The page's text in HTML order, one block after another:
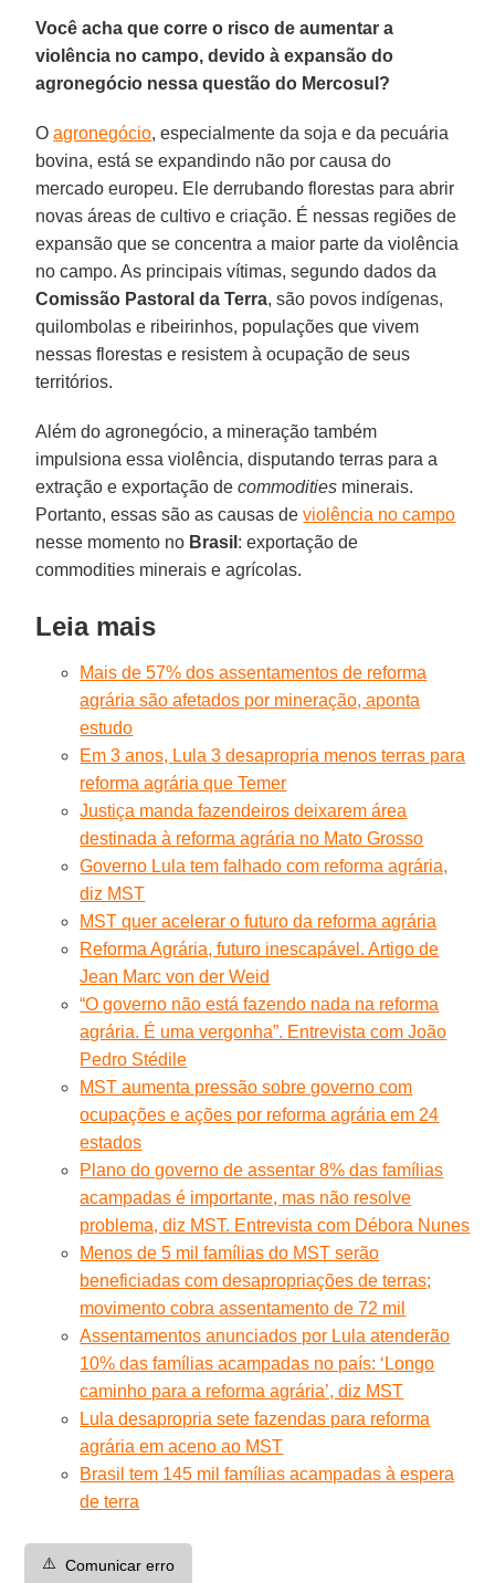
Você acha que corre o risco de aumentar a
violência no campo, devido à expansão do
agronegócio nessa questão do Mercosul?
Oagronegócio, especialmente da soja e da pecuária
bovina, está se expandindo não por causa do
mercado europeu. Ele derrubando florestas para abrir
novas áreas de cultivo e criação. É nessas regiões de
expansão que se concentra a maior parte da violência
no campo. As principais vítimas, segundo dados da
Comissão Pastoral da Terra, são povos indígenas,
quilombolas e ribeirinhos, populações que vivem
nessas florestas e resistem à ocupação de seus
territórios.
Além do agronegócio, a mineração também
impulsiona essa violência, disputando terras para a
extração e exportação decommodities minerais.
Portanto, essas são as causas deviolência no campo
nesse momento no Brasil : exportação de
commodities minerais e agrícolas.
Leia mais
Mais de 57% dos assentamentos de reforma
agrária são afetados por mineração, aponta
estudo
Em 3 anos, Lula 3 desapropria menos terras para
reforma agrária que Temer
Justiça manda fazendeiros deixarem área
destinada à reforma agrária no Mato Grosso
Governo Lula tem falhado com reforma agrária,
diz MST
MST quer acelerar o futuro da reforma agrária
Reforma Agrária, futuro inescapável. Artigo de
Jean Marc von der Weid
“O governo não está fazendo nada na reforma
agrária. É uma vergonha”. Entrevista com João
Pedro Stédile
MST aumenta pressão sobre governo com
ocupações e ações por reforma agrária em 24
estados
Plano do governo de assentar 8% das famílias
acampadas é importante, mas não resolve
problema, diz MST. Entrevista com Débora Nunes
Menos de 5 mil famílias do MST serão
beneficiadas com desapropriações de terras;
movimento cobra assentamento de 72 mil
Assentamentos anunciados por Lula atenderão
10% das famílias acampadas no país: ‘Longo
caminho para a reforma agrária’, diz MST
Lula desapropria sete fazendas para reforma
agrária em aceno ao MST
Brasil tem 145 mil famílias acampadas à espera
de terra
⚠️ Comunicar erro